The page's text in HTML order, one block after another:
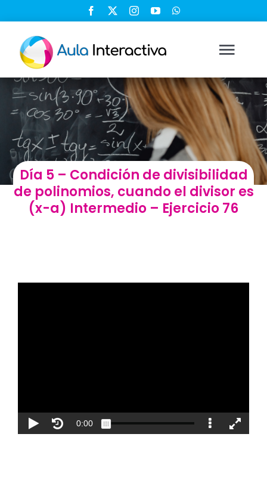
contenido
Ingresar
Registrarse
Nosotros
Soluciones
Día 5 – Condición de divisibilidad
de polinomios, cuando el divisor es
(x-a) Intermedio – Ejercicio 76